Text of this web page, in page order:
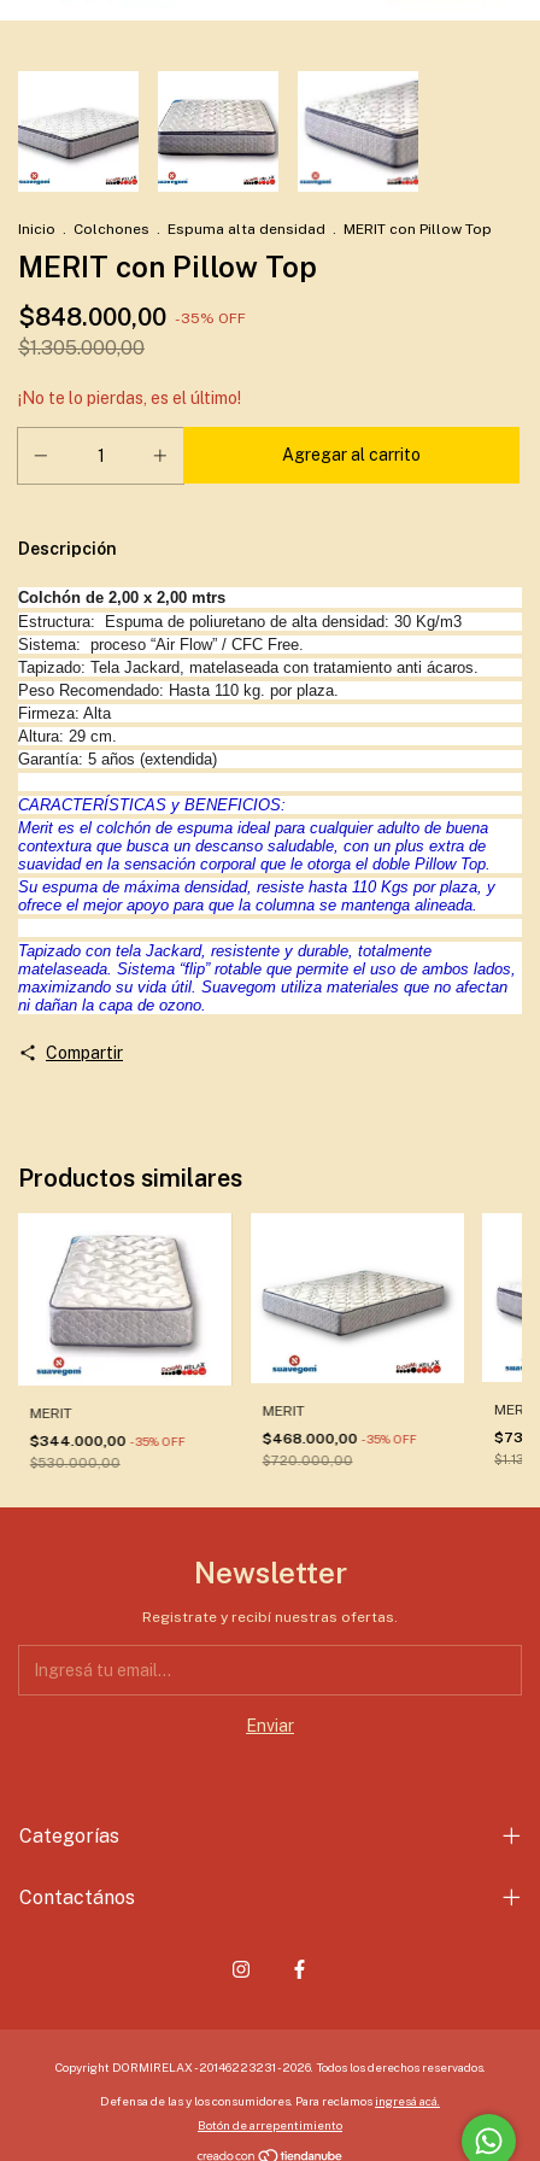
Inicio Colchones Espuma alta densidad MERIT con Pillow Top
MERIT con Pillow Top
$848.000,00 -35% OFF
$1.305.000,00
¡No te lo pierdas, es el último!
Descripción
Colchón de 2,00 x 2,00 mtrs
Estructura:
Espuma de poliuretano de alta densidad: 30 Kg/m3
Sistema: proceso “Air Flow” / CFC Free.
Tapizado: Tela Jackard, matelaseada con tratamiento anti ácaros.
Peso Recomendado: Hasta 110 kg. por plaza.
Firmeza: Alta
Altura: 29 cm.
Garantía: 5 años (extendida)
CARACTERÍSTICAS y BENEFICIOS:
Merit es el colchón de espuma ideal para cualquier adulto de buena
contextura que busca un descanso saludable, con un plus extra de
suavidad en la sensación corporal que le otorga el doble Pillow Top.
Su espuma de máxima densidad, resiste hasta 110 Kgs por plaza, y
ofrece el mejor apoyo para que la columna se mantenga alineada.
Tapizado con tela Jackard, resistente y durable, totalmente
matelaseada. Sistema “flip” rotable que permite el uso de ambos lados,
maximizando su vida útil. Suavegom utiliza materiales que no afectan
ni dañan la capa de ozono.
Compartir
Productos similares
MERIT
$344.000,00 -35%OFF
$530.000,00
MERIT
$468.000,00 -35%OFF
$720.000,00
Newsletter
Registrate y recibí nuestras ofertas.
Categorías
Contactános
Copyright DORMIRELAX - 20146223231 - 2026. Todos los derechos reservados.
Defensa de las y los consumidores. Para reclamos ingresá acá.
Botón de arrepentimiento